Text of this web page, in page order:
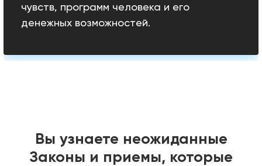
чувств, программ человека и его
денежных возможностей.
Вы узнаете неожиданные
Законы и приемы, которые